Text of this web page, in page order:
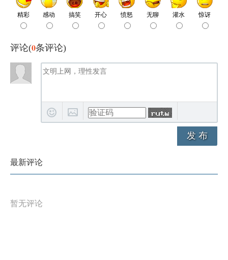
评论(0条评论)
发 布
最新评论
暂无评论